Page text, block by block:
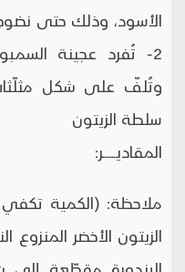
الأسود، وذلك حتى
2- تُفرد عجينة
سلطة الزيتون
المقاديـــــــر: